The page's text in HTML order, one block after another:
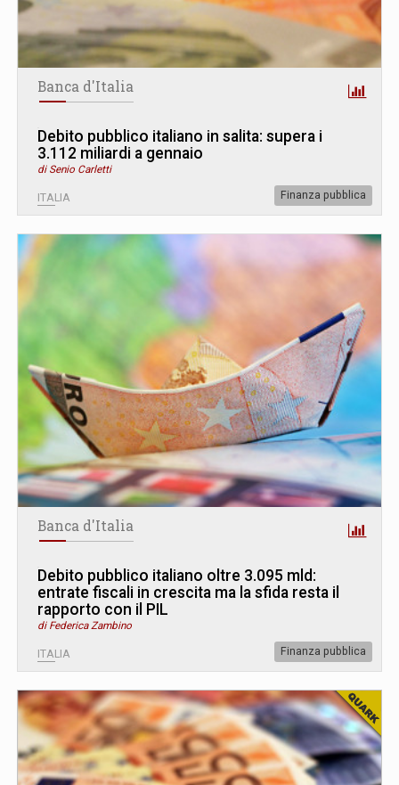
Banca d'Italia
Debito pubblico italiano in salita: supera i
3.112 miliardi a gennaio
di Senio Carletti
ITALIA Finanza pubblica
Banca d'Italia
Debito pubblico italiano oltre 3.095 mld:
entrate fiscali in crescita ma la sfida resta il
rapporto con il PIL
di Federica Zambino
ITALIA Finanza pubblica